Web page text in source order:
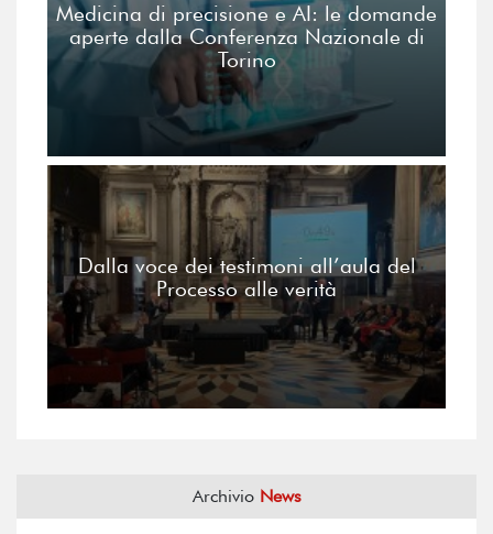
Medicina di precisione e AI: le domande
aperte dalla Conferenza Nazionale di
Torino
Dalla voce dei testimoni all’aula del
Processo alle verità
Archivio News